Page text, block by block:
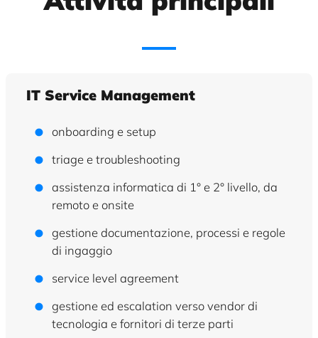
IT Service Management
onboarding e setup
triage e troubleshooting
assistenza informatica di 1° e 2° livello, da
remoto e onsite
gestione documentazione, processi e regole
di ingaggio
service level agreement
gestione ed escalation verso vendor di
tecnologia e fornitori di terze parti